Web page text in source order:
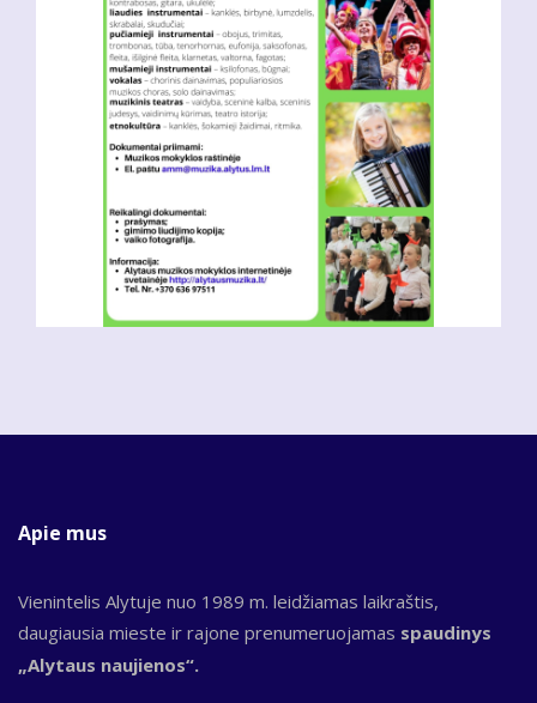
Apie mus
Vienintelis Alytuje nuo 1989 m. leidžiamas laikraštis,
daugiausia mieste ir rajone prenumeruojamas spaudinys
„Alytaus naujienos“.